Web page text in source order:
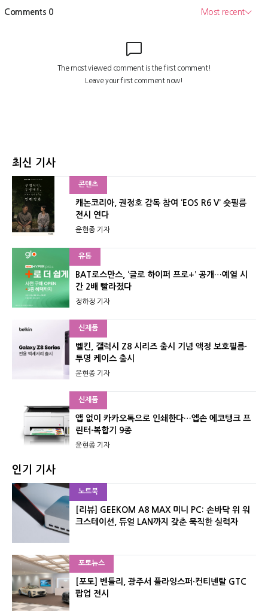
최신 기사
콘텐츠
캐논코리아, 권정호 감독 참여 ‘EOS R6 V’ 숏필름
전시 연다
윤현종 기자
유통
BAT로스만스, ‘글로 하이퍼 프로+’ 공개…예열 시
간 2배 빨라졌다
정하정 기자
신제품
벨킨, 갤럭시 Z8 시리즈 출시 기념 액정 보호필름·
투명 케이스 출시
윤현종 기자
신제품
앱 없이 카카오톡으로 인쇄한다…엡손 에코탱크 프
린터·복합기 9종
윤현종 기자
인기 기사
노트북
[리뷰] GEEKOM A8 MAX 미니 PC: 손바닥 위 워
크스테이션, 듀얼 LAN까지 갖춘 묵직한 실력자
포토뉴스
[포토] 벤틀리, 광주서 플라잉스퍼·컨티넨탈 GTC
팝업 전시